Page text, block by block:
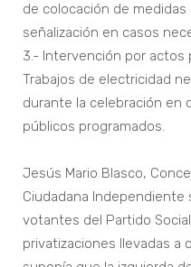
de colocación de
señalización en casos
3.- Intervención por actos
Trabajos de electricidad
durante la celebración en
públicos programados.
Jesús Mario Blasco,
Ciudadana Independiente
votantes del Partido
privatizaciones llevadas a